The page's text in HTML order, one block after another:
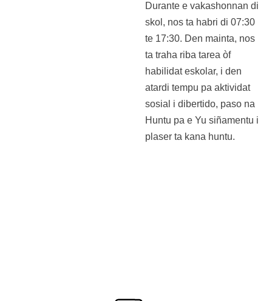
Durante e vakashonnan di
skol, nos ta habri di 07:30
te 17:30. Den mainta, nos
ta traha riba tarea òf
habilidat eskolar, i den
atardi tempu pa aktividat
sosial i dibertido, paso na
Huntu pa e Yu siñamentu i
plaser ta kana huntu.